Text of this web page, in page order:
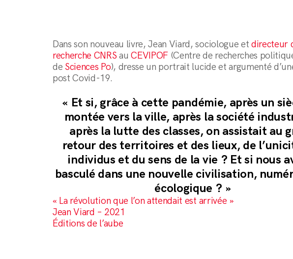
Dans son nouveau livre, Jean Viard, sociologue et directeur
recherche CNRS auCEVIPOF (Centre de recherches
de Sciences Po), dresse un portrait lucide et argumenté
post Covid-19.
« Et si, grâce à cette pandémie, après un
montée vers la ville, après la société
après la lutte des classes, on assistait au
retour des territoires et des lieux, de
individus et du sens de la vie ? Et si nous
basculé dans une nouvelle civilisation,
écologique ? »
« La révolution que l’on attendait est arrivée »
Jean Viard – 2021
Éditions de l’aube